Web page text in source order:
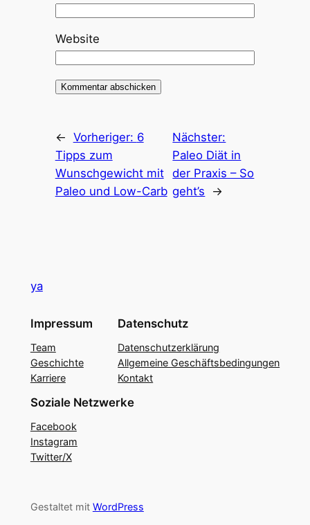
Website
← Vorheriger: 6
Tipps zum
Wunschgewicht mit
Paleo und Low-Carb
Nächster:
Paleo Diät in
der Praxis – So
geht’s
→
ya
Impressum
Team
Geschichte
Karriere
Datenschutz
Datenschutzerklärung
Allgemeine Geschäftsbedingungen
Kontakt
Soziale Netzwerke
Facebook
Instagram
Twitter/X
Gestaltet mit WordPress